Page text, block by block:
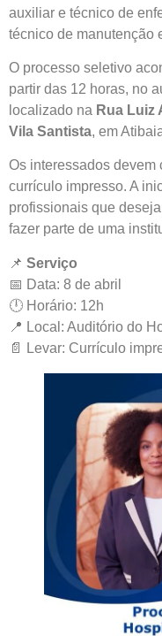
auxiliar e técnico de
técnico de manutenção
O processo seletivo
partir das 12 horas, no
localizado na Rua Luiz
Vila Santista, em
Os interessados
currículo impresso. A
profissionais que
fazer parte de uma
📌 Serviço
📅 Data: 8 de abril
🕛 Horário: 12h
📍 Local: Auditório do
📄 Levar: Currículo